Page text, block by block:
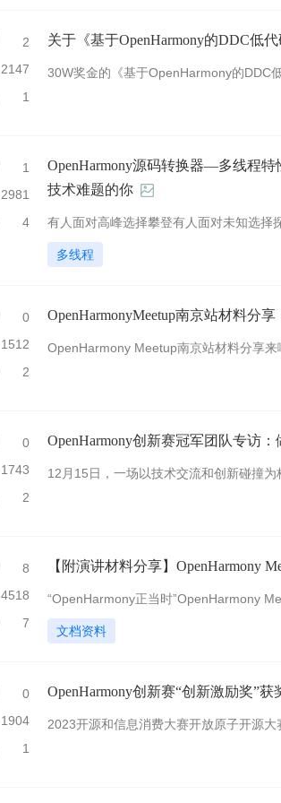
2
2147
1
关于《基于OpenHarmony的DDC低
30W奖金的《基于OpenHarmony的
1
2981
4
OpenHarmony源码转换器—多线程
技术难题的你
有人面对高峰选择攀登有人面对未知选
换器—多线程特性转换赛题报名启动中
多线程
0
1512
2
OpenHarmonyMeetup南京站材料分享
OpenHarmony Meetup南京站材料分享
0
1743
2
OpenHarmony创新赛冠军团队专访
12月15日，一场以技术交流和创新碰撞
8
4518
7
【附演讲材料分享】OpenHarmony
“OpenHarmony正当时”OpenHarmony
ony作为下一代智能终端操作系统的新版
开发 ...
文档资料
0
1904
1
OpenHarmony创新赛“创新激励奖”获
2023开源和信息消费大赛开放原子开源